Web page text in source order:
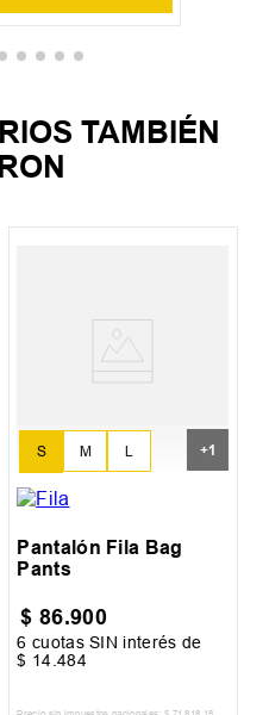
TAMBIÉN
S L
M
XL
+1
Pantalón Fila Bag
Pants
$ 86.900
6 cuotas SIN interés de
$ 14 484